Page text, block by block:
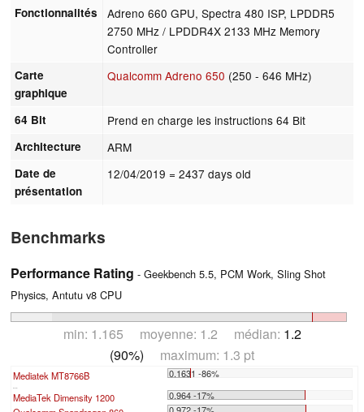
Fonctionnalités
Adreno 660 GPU, Spectra 480 ISP, LPDDR5
2750 MHz / LPDDR4X 2133 MHz Memory
Controller
Carte
graphique
Qualcomm Adreno 650 (250 - 646 MHz)
64 Bit Prend en charge les instructions 64 Bit
Architecture ARM
Date de
présentation
12/04/2019 = 2437 days old
Benchmarks
Performance Rating - Geekbench 5.5, PCM Work, Sling Shot
Physics, Antutu v8 CPU
min: 1.165 moyenne: 1.2 médian: 1.2
(90%) maximum: 1.3 pt
Mediatek MT8766B 0.1631 -86%
MediaTek Dimensity 1200
0.964 -17%
0.972 -17%